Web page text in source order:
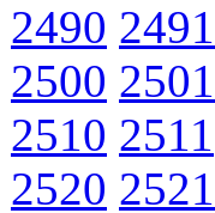
2490 2491
2500 2501
2510 2511
2520 2521